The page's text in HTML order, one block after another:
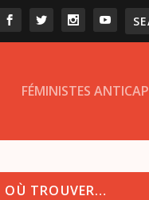
FÉMINISTES
OÙ TROUVER…